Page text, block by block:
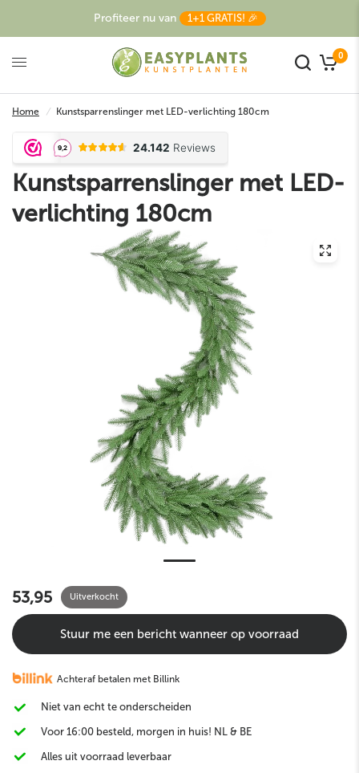
Profiteer nu van 1+1 GRATIS! 🎉
0
Home / Kunstsparrenslinger met LED-verlichting 180cm
Kunstsparrenslinger met LED-
verlichting 180cm
53,95 Uitverkocht
Stuur me een bericht wanneer op voorraad
Achteraf betalen met Billink
Niet van echt te onderscheiden
Voor 16:00 besteld, morgen in huis! NL & BE
Alles uit voorraad leverbaar